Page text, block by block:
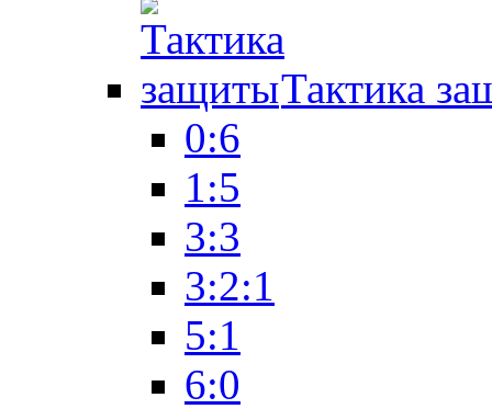
Тактика
0:6
1:5
3:3
3:2:1
5:1
6:0